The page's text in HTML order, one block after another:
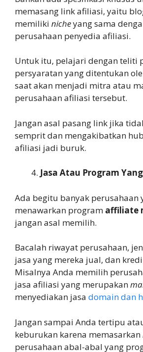
memasang link afiliasi, yaitu
memiliki nicheyang sama
perusahaan penyedia afiliasi.
Untuk itu, pelajari dengan teliti
persyaratan yang ditentukan
saat akan menjadi mitra atau
perusahaan afiliasi tersebut.
Jangan asal pasang link jika
semprit dan mengakibatkan
afiliasi jadi buruk.
Jasa Atau Program
Ada begitu banyak perusahaan
menawarkan program affiliate
jangan asal memilih.
Bacalah riwayat perusahaan,
jasa yang mereka jual, dan
Misalnya Anda memilih
jasa afiliasi yang merupakan
menyediakan jasa domain dan
Jangan sampai Anda tertipu
keburukan karena memasarkan
perusahaan abal-abal yang